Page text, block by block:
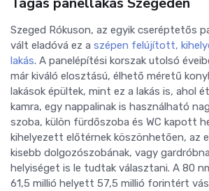
Szeged Rókuson, az egyik cseréptetős
vált eladóvá ez a szépen felújított,
lakás. A panelépítési korszak utolsó
már kiváló elosztású, élhető méretű
lakások épültek, mint ez a lakás is, ahol
kamra, egy nappalinak is használható
szoba, külön fürdőszoba és WC kapott
kihelyezett előtérnek köszönhetően, az
kisebb dolgozószobának, vagy
helyiséget is le tudtak választani. A 80
61,5 millió helyett 57,5 millió forintért